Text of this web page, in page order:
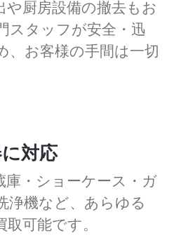
や厨房設備の撤去もお
スタッフが安全・迅
、お客様の手間は一切
対応
庫・ショーケース・ガ
浄機など、あらゆる
可能です。